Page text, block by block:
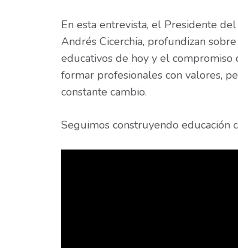
En esta entrevista, el Presidente
Andrés Cicerchia, profundizan
educativos de hoy y el compromiso
formar profesionales con valores,
constante cambio.
Seguimos construyendo educación